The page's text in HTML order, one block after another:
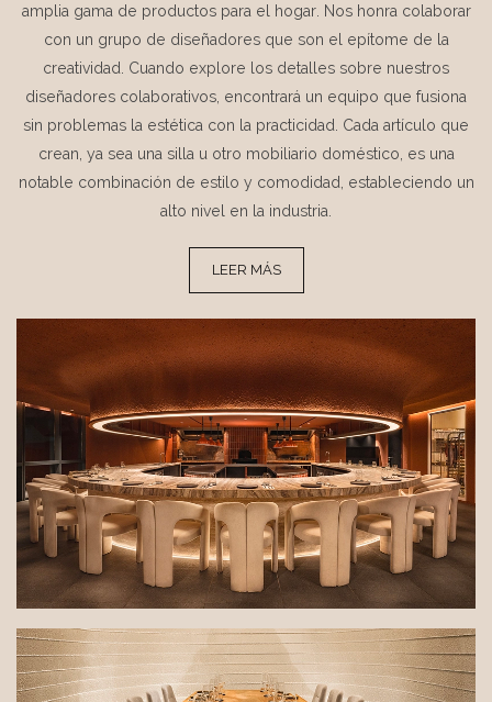
amplia gama de productos para el hogar. Nos honra colaborar
con un grupo de diseñadores que son el epítome de la
creatividad. Cuando explore los detalles sobre nuestros
diseñadores colaborativos, encontrará un equipo que fusiona
sin problemas la estética con la practicidad. Cada artículo que
crean, ya sea una silla u otro mobiliario doméstico, es una
notable combinación de estilo y comodidad, estableciendo un
alto nivel en la industria.
LEER MÁS